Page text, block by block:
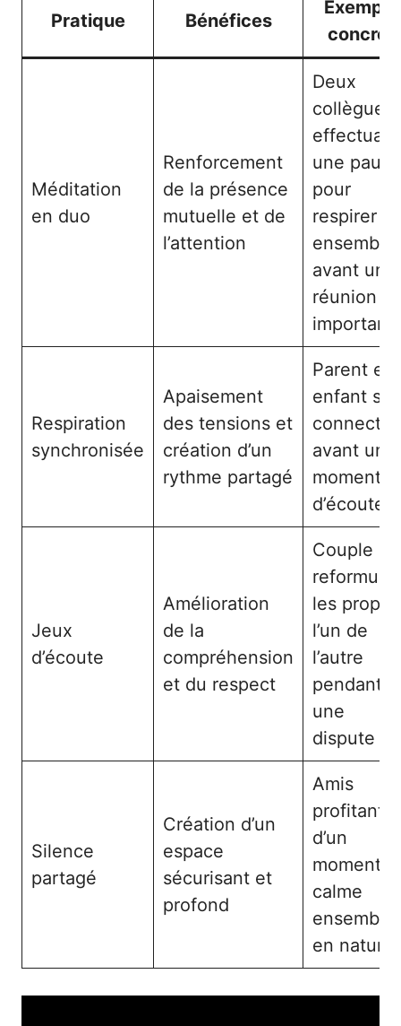
Pratique Bénéfices
Exemple
concret
Méditation
en duo
Renforcement
de la présence
mutuelle et de
l’attention
Deux
collègues
effectuant
une pause
pour
respirer
ensemble
avant une
réunion
Respiration
synchronisée
Apaisement
des tensions et
création d’un
rythme partagé
Parent et
enfant se
avant un
moment
d’écoute
Jeux
d’écoute
Amélioration
de la
compréhension
et du respect
Couple
les propos
l’un de
l’autre
pendant
une
dispute
Silence
partagé
Création d’un
espace
sécurisant et
profond
Amis
profitant
d’un
moment
calme
ensemble
en nature